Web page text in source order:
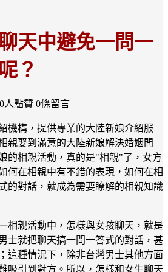
天中避免一問一
？
0人點贊 0條留言
機構，提供專業的大陸新娘介紹服
親娶到滿意的大陸新娘解決婚姻問
的相親活動，真的是"相親"了，女方
何在相親中有不錯的表現，如何在相
的對話，就成為需要瞭解的相親知識
相親活動中，怎樣與女孩聊天，就是
士就把聊天搞一問一答式的對話，甚
這種情況下，除非台灣男士其他方面
吸引到對方。所以，怎樣和女生聊天